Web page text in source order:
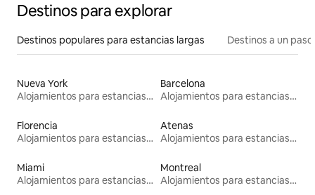
Destinos para explorar
Destinos populares para estancias largas Destinos a un
Nueva York
Alojamientos para estancias largas
Barcelona
Alojamientos para estancias largas
Florencia
Alojamientos para estancias largas
Atenas
Alojamientos para estancias largas
Miami
Alojamientos para estancias largas
Montreal
Alojamientos para estancias largas